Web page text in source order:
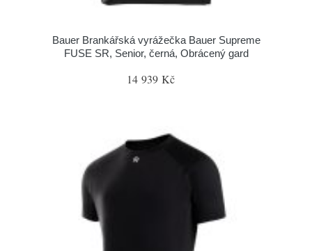
Bauer Brankářská vyrážečka Bauer Supreme
FUSE SR, Senior, černá, Obrácený gard
14 939 Kč